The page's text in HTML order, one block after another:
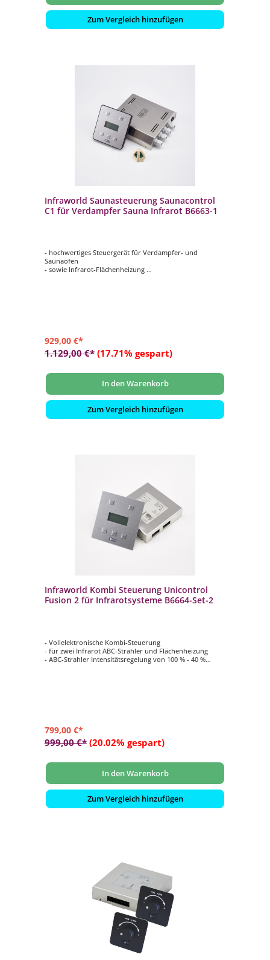
Zum Vergleich hinzufügen
Infraworld Saunasteuerung Saunacontrol
C1 für Verdampfer Sauna Infrarot B6663-1
- hochwertiges Steuergerät für Verdampfer- und
Saunaofen
- sowie Infrarot-Flächenheizung
929,00 €*
1.129,00 €* (17.71% gespart)
In den Warenkorb
Zum Vergleich hinzufügen
Infraworld Kombi Steuerung Unicontrol
Fusion 2 für Infrarotsysteme B6664-Set-2
- Vollelektronische Kombi-Steuerung
- für zwei Infrarot ABC-Strahler und Flächenheizung
- ABC-Strahler Intensitätsregelung von 100 % - 40 %
799,00 €*
999,00 €* (20.02% gespart)
In den Warenkorb
Zum Vergleich hinzufügen